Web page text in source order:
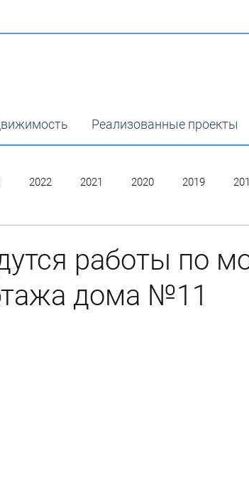
Реализованные проекты
2022 2021 2020 2019
работы по
дома №11